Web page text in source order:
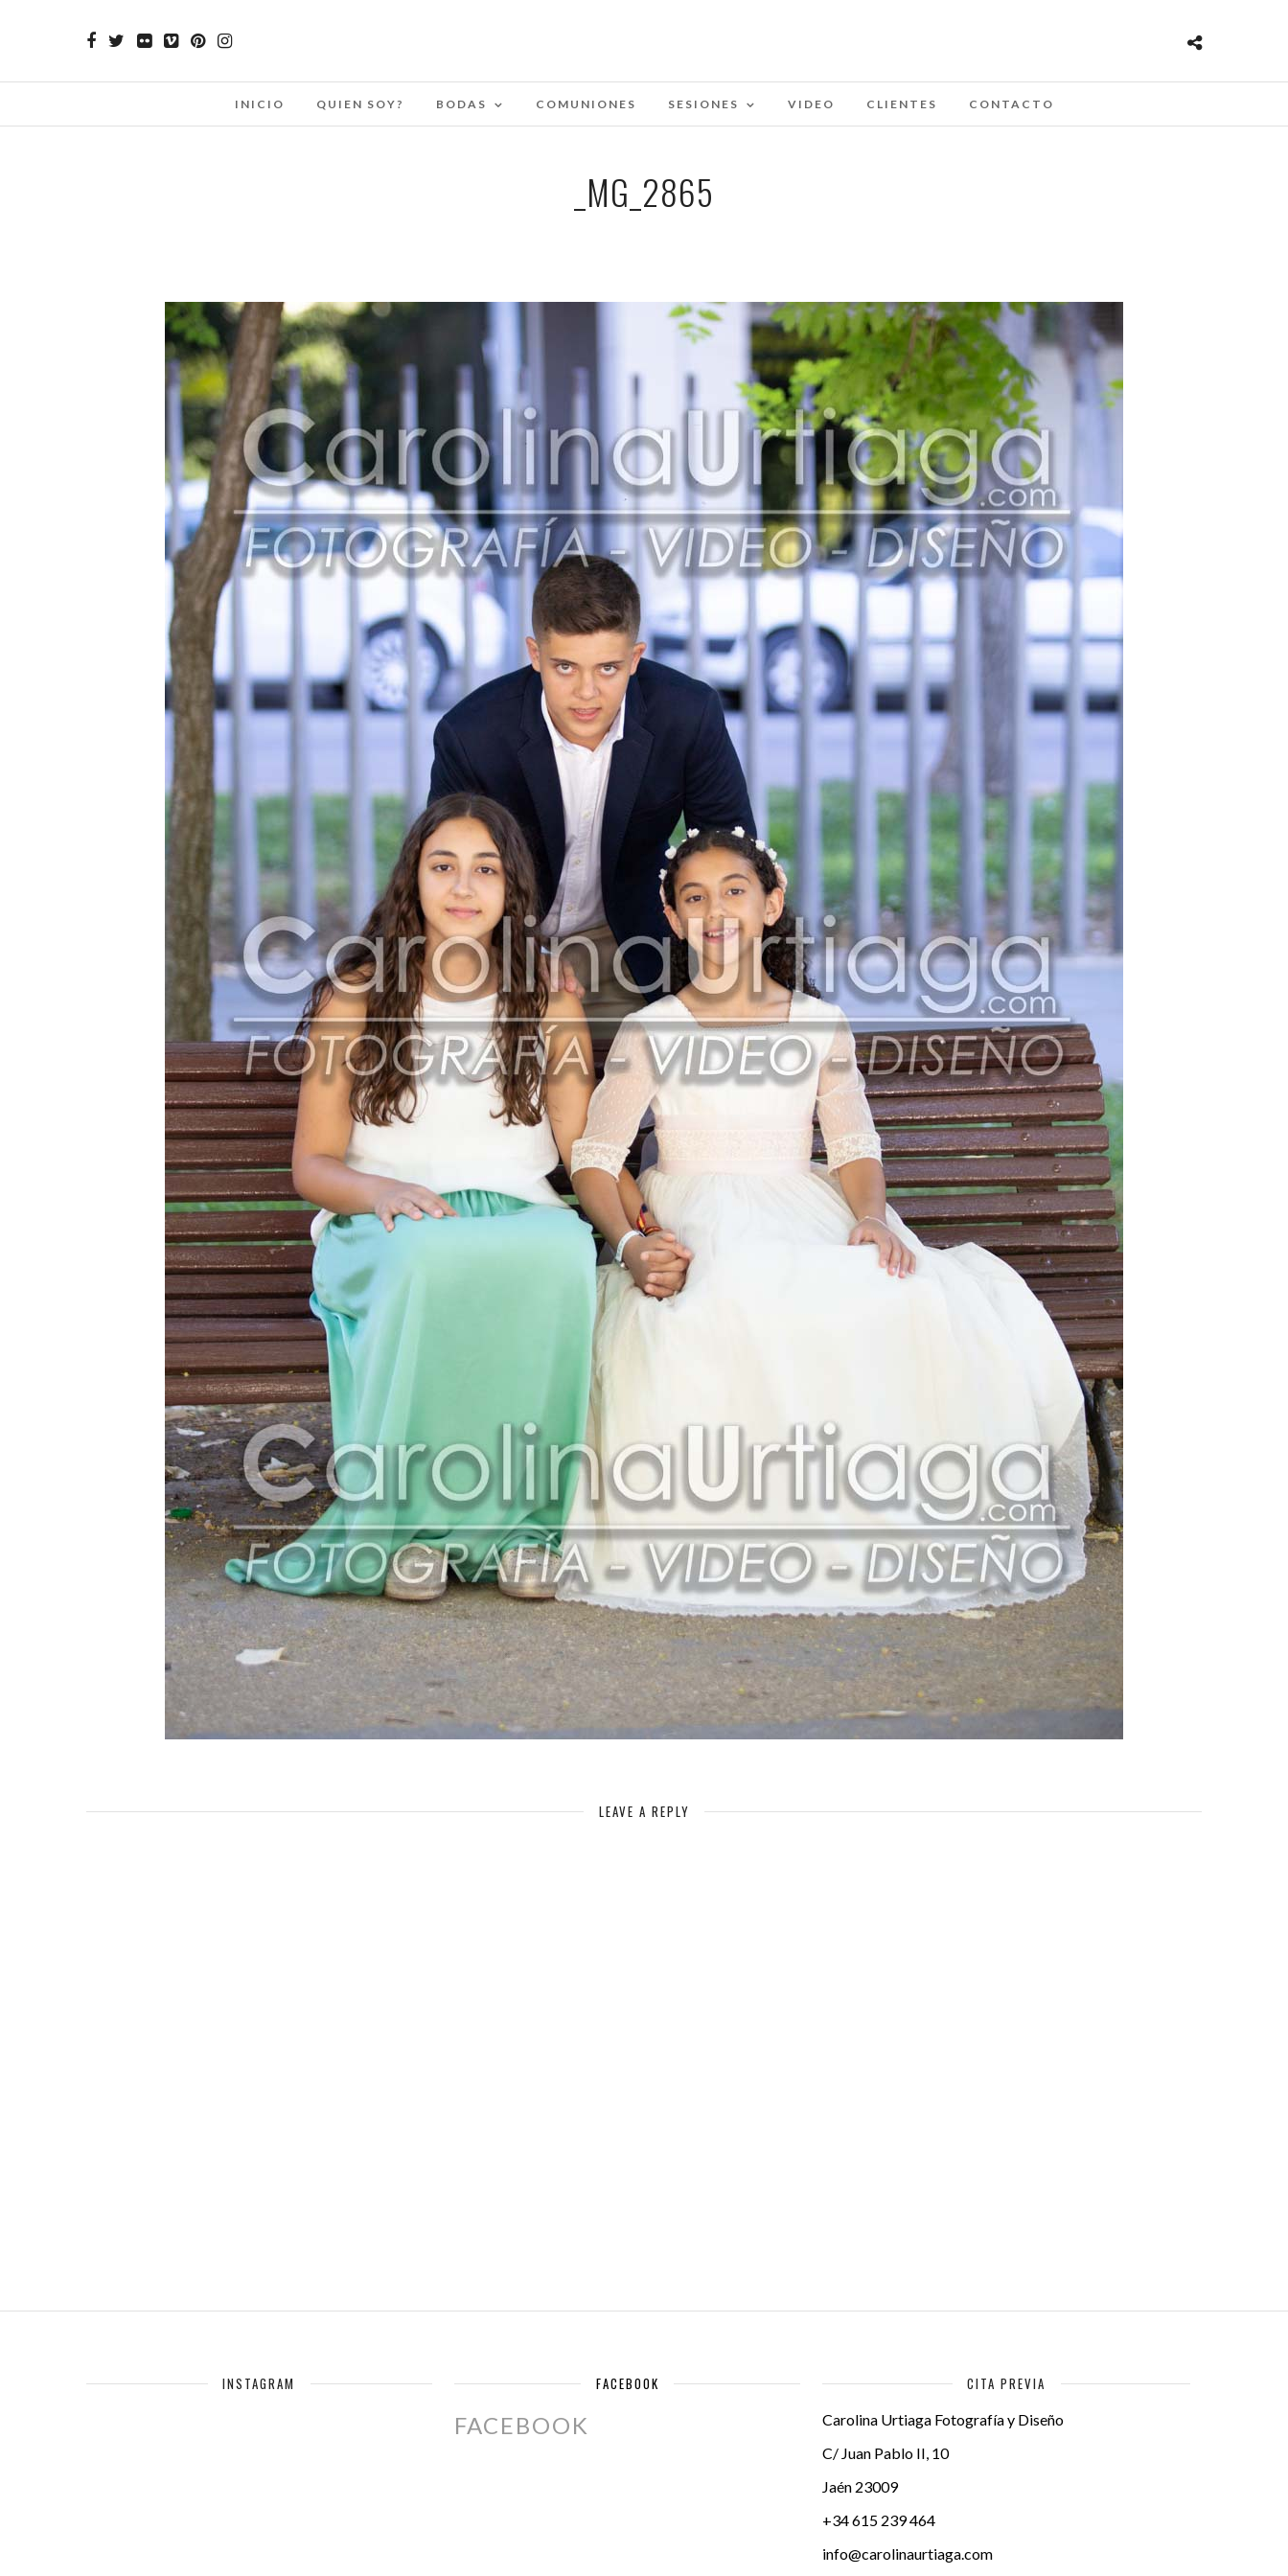
INICIO QUIEN SOY? BODAS COMUNIONES SESIONES VIDEO CLIENTES CONTACTO
_MG_2865
LEAVE A REPLY
INSTAGRAM FACEBOOK
FACEBOOK
CITA PREVIA
Carolina Urtiaga Fotografía y Diseño
C/ Juan Pablo II, 10
Jaén 23009
+34 615 239 464
info@carolinaurtiaga.com